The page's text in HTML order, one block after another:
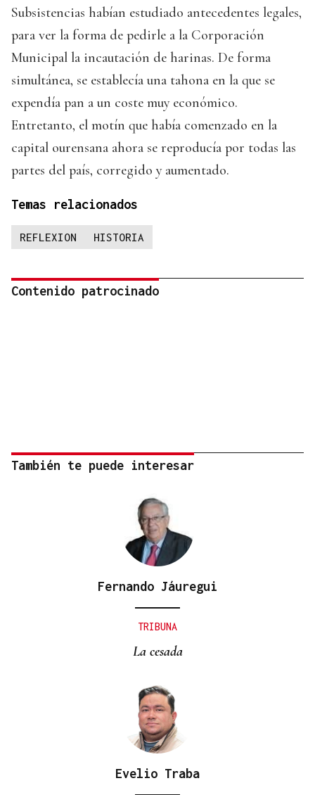
Subsistencias habían estudiado antecedentes legales,
para ver la forma de pedirle a la Corporación
Municipal la incautación de harinas. De forma
simultánea, se establecía una tahona en la que se
expendía pan a un coste muy económico.
Entretanto, el motín que había comenzado en la
capital ourensana ahora se reproducía por todas las
partes del país, corregido y aumentado.
Temas relacionados
REFLEXION HISTORIA
Contenido patrocinado
También te puede interesar
Fernando Jáuregui
TRIBUNA
La cesada
Evelio Traba